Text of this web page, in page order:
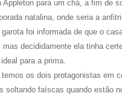
Appleton para um chá, a fim de
natalina, onde seria a
foi informada de que o
mas decididamente ela tinha
para a prima.
os dois protagonistas em
soltando faíscas quando estão